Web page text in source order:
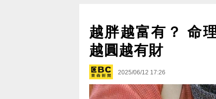
越胖越富有？ 命
越圓越有財
2025/06/12 17:26